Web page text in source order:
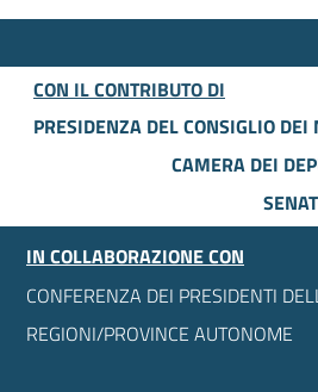
CON IL CONTRIBUTO DI
PRESIDENZA DEL CONSIGLIO
CAMERA DEI
IN COLLABORAZIONE CON
CONFERENZA DEI PRESIDENTI
REGIONI/PROVINCE AUTONOME